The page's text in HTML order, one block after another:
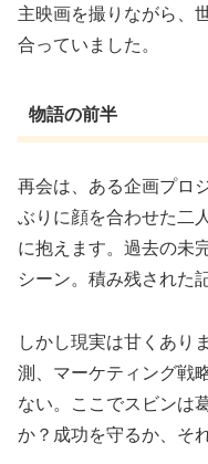
主映画を撮りながら、
合っていました。
物語の前半
再会は、ある企画プロ
ぶりに顔を合わせた二
に抱えます。過去の未
シーン。積み残された
しかし現実は甘くあり
測、マーケティング戦
ない。ここでスビンは
か？成功を守るか、そ